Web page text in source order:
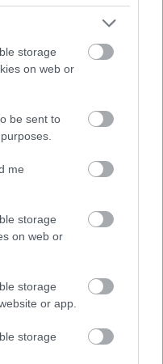
storage
on web or
be sent to
me
storage
on web or
storage
or app.
storage
legjelesebb
című
amelyet a római
stúdiumában
itt megemlítenünk,
és elmélkedései
szenvedő
Isten irgalmából
őket az isteni
teológiai kérdésekről.